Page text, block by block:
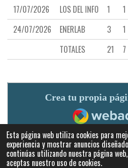
Esta página web utiliza cookies para
experiencia y mostrar anuncios
continúas utilizando nuestra página
aceptas nuestro uso de cookies.
17/07/2026 LOS DEL INFO 1 1
24/07/2026
ENERLAB 3 1
TOTALES
21 7
Crea tu propia
Webador
Las fotografias y logotipos pueden estar